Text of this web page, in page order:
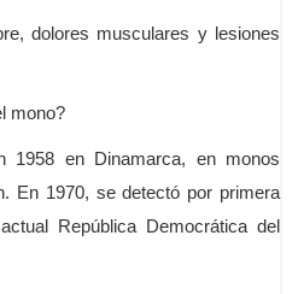
dolores musculares y lesiones
mono?
1958 en Dinamarca, en monos
En 1970, se detectó por primera
República Democrática del